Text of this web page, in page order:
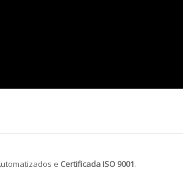
e Certificada ISO 9001.